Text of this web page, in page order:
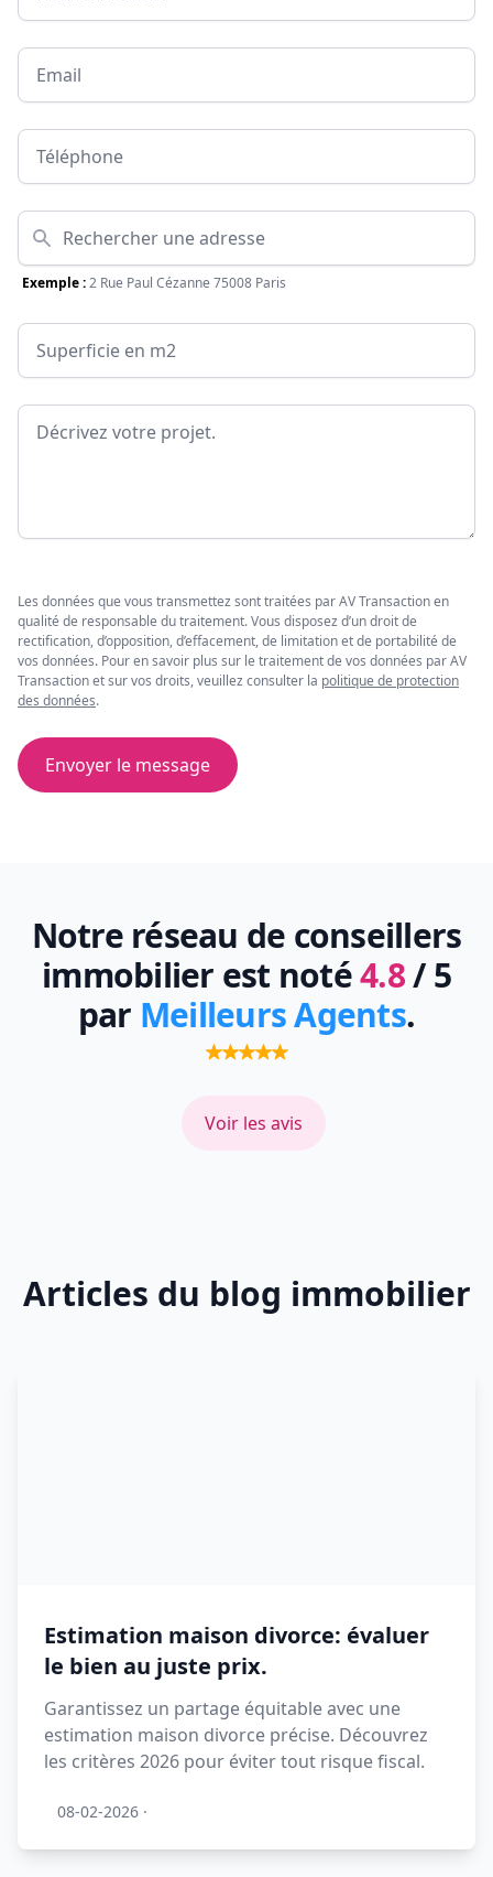
Email
Téléphone
Adresse
Exemple :2 Rue Paul Cézanne 75008 Paris
Surface
Message
Les données que vous transmettez sont traitées par AV Transaction en
qualité de responsable du traitement. Vous disposez d’un droit de
rectification, d’opposition, d’effacement, de limitation et de portabilité de
vos données. Pour en savoir plus sur le traitement de vos données par AV
Transaction et sur vos droits, veuillez consulter la politique de protection
des données.
Envoyer le message
Notre réseau de conseillers
immobilier est noté4.8/ 5
par Meilleurs Agents.
Voir les avis
Articles du blog immobilier
Estimation maison divorce: évaluer
le bien au juste prix.
Garantissez un partage équitable avec une
estimation maison divorce précise. Découvrez
les critères 2026 pour éviter tout risque fiscal.
08-02-2026 ·